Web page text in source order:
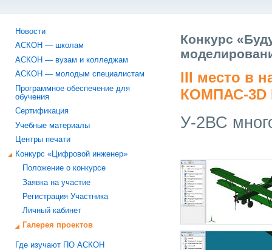
Новости
АСКОН — школам
АСКОН — вузам и колледжам
АСКОН — молодым специалистам
Программное обеспечение для
обучения
Сертификация
Учебные материалы
Центры печати
Конкурс «Цифровой инженер»
Положение о конкурсе
Заявка на участие
Регистрация Участника
Личный кабинет
Галерея проектов
Где изучают ПО АСКОН
Конкурс
III место в
КОМПАС-3D
У-2ВС